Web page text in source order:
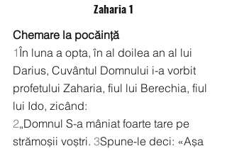
Zaharia 1
Chemare la pocăință
1În luna a opta, în al doilea an al lui
Darius, Cuvântul Domnului i-a vorbit
profetului Zaharia, fiul lui Berechia, fiul
lui Ido, zicând:
2„Domnul S-a mâniat foarte tare pe
strămoșii voștri. 3Spune-le deci: «Așa